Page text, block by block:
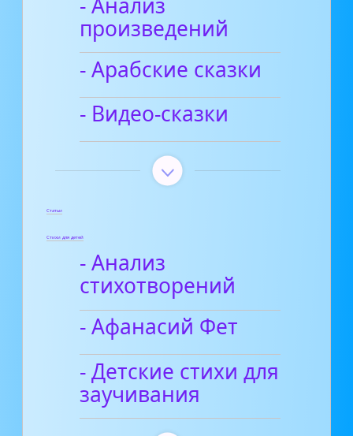
произведений
- Арабские сказки
- Видео-сказки
Статьи
Стихи для детей
- Анализ
стихотворений
- Афанасий Фет
- Детские стихи для
заучивания